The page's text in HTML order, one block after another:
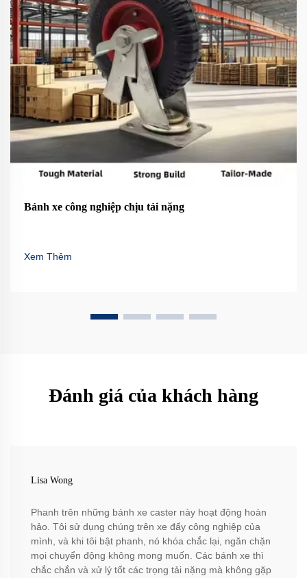
Bánh xe công nghiệp chịu tải nặng
Xem Thêm
Đánh giá của khách hàng
Lisa Wong
Phanh trên những bánh xe caster này hoạt động hoàn
hảo. Tôi sử dụng chúng trên xe đẩy công nghiệp của
mình, và khi tôi bật phanh, nó khóa chắc lại, ngăn chặn
mọi chuyển động không mong muốn. Các bánh xe thì
chắc chắn và xử lý tốt các trọng tải nặng mà không gặp